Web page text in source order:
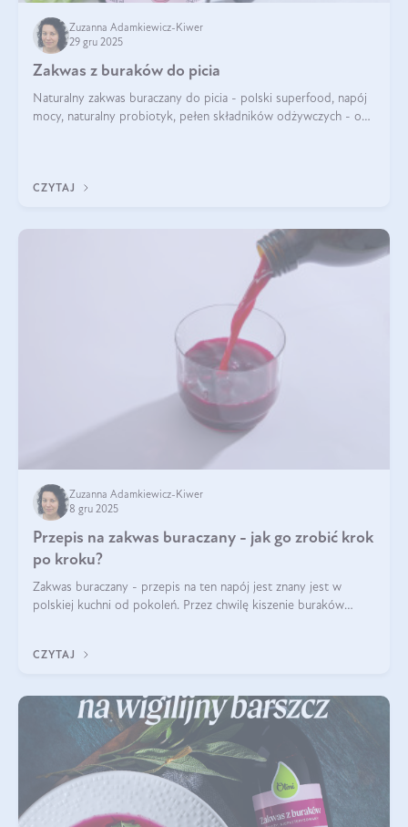
Zuzanna Adamkiewicz-Kiwer
29 gru 2025
Zakwas z buraków do picia
Naturalny zakwas buraczany do picia - polski superfood, napój
mocy, naturalny probiotyk, pełen składników odżywczych - o
CZYTAJ
Zuzanna Adamkiewicz-Kiwer
8 gru 2025
Przepis na zakwas buraczany - jak go zrobić krok
po kroku?
Zakwas buraczany - przepis na ten napój jest znany jest w
polskiej kuchni od pokoleń. Przez chwilę kiszenie buraków
CZYTAJ